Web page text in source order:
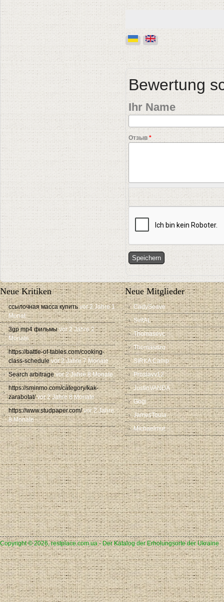
Bewertung
Ihr Name
Отзыв *
Neue Kritiken
ссылочная масса купить vor 2 Jahre 1
Monat
3gp mp4 фильмы vor 2 Jahre 2
Monate
https://battle-of-tables.com/cooking-
class-schedule vor 2 Jahre 7 Monate
Search arbitrage vor 2 Jahre 8 Monate
https://sminmo.com/category/kak-
zarabotat/ vor 2 Jahre 8 Monate
https://www.studpaper.com/ vor 2 Jahre
8 Monate
Neue Mitglieder
CadySeave
SvitAL
Thomasevc
Thomasdzq
SIRKA Camp
Proslavv12
JustinVANDA
Gogi
JamesToula
Michaelmut
Copyright © 2026, restplace.com.ua - Der Katalog der Erholungsorte der Ukraine